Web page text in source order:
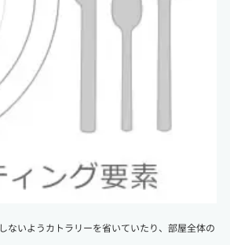
ないようカトラリーを省いていたり、部屋全体の